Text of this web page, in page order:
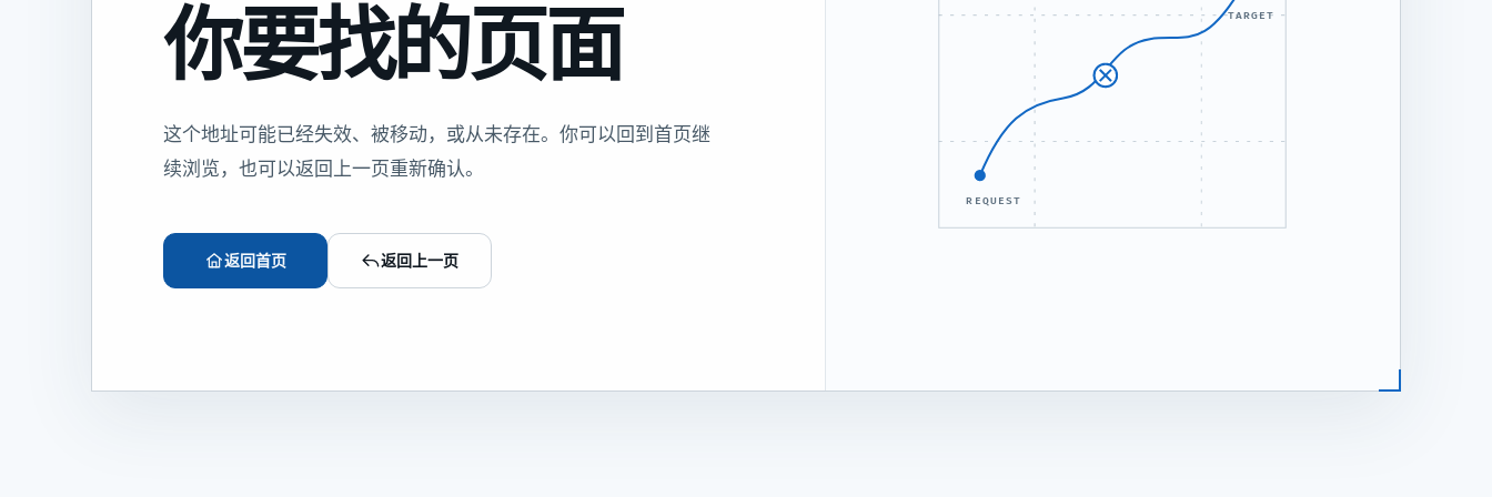
你要找的页面
这个地址可能已经失效、被移动，或从未存在。你可以回到首页继
续浏览，也可以返回上一页重新确认。
返回首页 返回上一页
REQUEST
TARGET